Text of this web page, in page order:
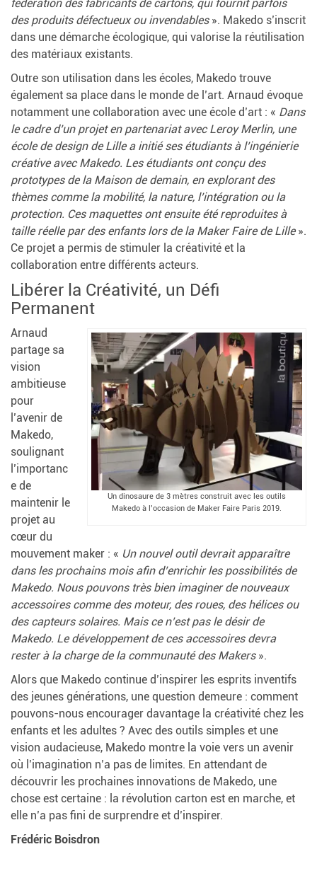
fédération des fabricants de cartons, qui fournit parfois
des produits défectueux ou invendables ». Makedo s’inscrit
dans une démarche écologique, qui valorise la réutilisation
des matériaux existants.
Outre son utilisation dans les écoles, Makedo trouve
également sa place dans le monde de l’art. Arnaud évoque
notamment une collaboration avec une école d’art : « Dans
le cadre d’un projet en partenariat avec Leroy Merlin, une
école de design de Lille a initié ses étudiants à l’ingénierie
créative avec Makedo. Les étudiants ont conçu des
prototypes de la Maison de demain, en explorant des
thèmes comme la mobilité, la nature, l’intégration ou la
protection. Ces maquettes ont ensuite été reproduites à
taille réelle par des enfants lors de la Maker Faire de Lille».
Ce projet a permis de stimuler la créativité et la
collaboration entre différents acteurs.
Libérer la Créativité, un Défi
Permanent
Un dinosaure de 3 mètres construit avec les outils
Makedo à l’occasion de Maker Faire Paris 2019.
Arnaud
partage sa
vision
ambitieuse
pour
l’avenir de
Makedo,
soulignant
l’importanc
e de
maintenir le
projet au
cœur du
mouvement maker : « Un nouvel outil devrait apparaître
dans les prochains mois afin d’enrichir les possibilités de
Makedo. Nous pouvons très bien imaginer de nouveaux
accessoires comme des moteur, des roues, des hélices ou
des capteurs solaires. Mais ce n’est pas le désir de
Makedo. Le développement de ces accessoires devra
rester à la charge de la communauté des Makers».
Alors que Makedo continue d’inspirer les esprits inventifs
des jeunes générations, une question demeure : comment
pouvons-nous encourager davantage la créativité chez les
enfants et les adultes ? Avec des outils simples et une
vision audacieuse, Makedo montre la voie vers un avenir
où l’imagination n’a pas de limites. En attendant de
découvrir les prochaines innovations de Makedo, une
chose est certaine : la révolution carton est en marche, et
elle n’a pas fini de surprendre et d’inspirer.
Frédéric Boisdron